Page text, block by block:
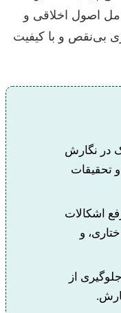
اصول اخلاقی و
بی‌نقص و با کیفیت
در نگارش
تحقیقات
اشکالات
و
از